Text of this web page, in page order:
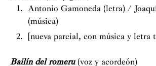
Antonio Gamoneda (letra) /
(música)
[nueva parcial, con música y letra
Bailín del romeru (voz y acordeón)